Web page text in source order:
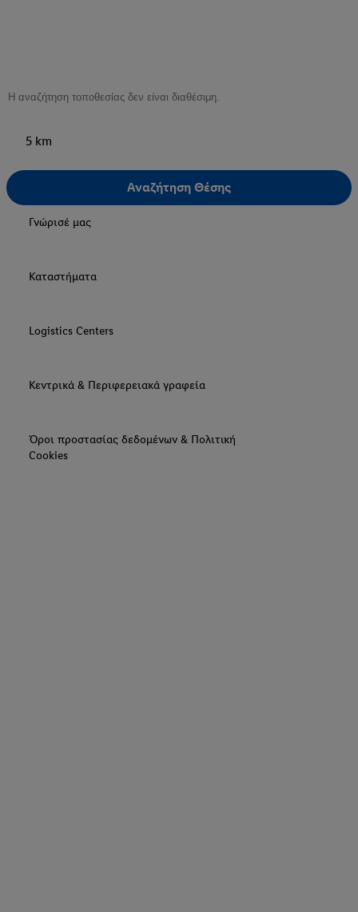
5 km
Αναζήτηση Θέσης
Γνώρισέ μας
Καταστήματα
Logistics Centers
Κεντρικά & Περιφερειακά γραφεία
Όροι προστασίας δεδομένων & Πολιτική
Cookies